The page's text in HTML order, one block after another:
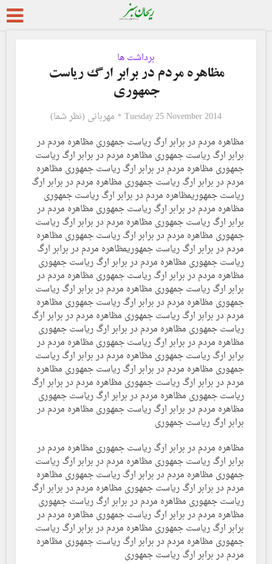
برداشت ها
مظاهره مردم در برابر ارگ ریاست
جمهوری
Tuesday 25 November 2014
مهربانی (نظر شما)
مظاهره مردم در برابر ارگ ریاست جمهوری مظاهره مردم در
برابر ارگ ریاست جمهوری مظاهره مردم در برابر ارگ ریاست
جمهوری مظاهره مردم در برابر ارگ ریاست جمهوری مظاهره
مردم در برابر ارگ ریاست جمهوری مظاهره مردم در برابر ارگ
ریاست جمهوریمظاهره مردم در برابر ارگ ریاست جمهوری
مظاهره مردم در برابر ارگ ریاست جمهوری مظاهره مردم در
برابر ارگ ریاست جمهوری مظاهره مردم در برابر ارگ ریاست
جمهوری مظاهره مردم در برابر ارگ ریاست جمهوری مظاهره
مردم در برابر ارگ ریاست جمهوریمظاهره مردم در برابر ارگ
ریاست جمهوری مظاهره مردم در برابر ارگ ریاست جمهوری
مظاهره مردم در برابر ارگ ریاست جمهوری مظاهره مردم در
برابر ارگ ریاست جمهوری مظاهره مردم در برابر ارگ ریاست
جمهوری مظاهره مردم در برابر ارگ ریاست جمهوری مظاهره
مردم در برابر ارگ ریاست جمهوری مظاهره مردم در برابر ارگ
ریاست جمهوری مظاهره مردم در برابر ارگ ریاست جمهوری
مظاهره مردم در برابر ارگ ریاست جمهوری مظاهره مردم در
برابر ارگ ریاست جمهوری مظاهره مردم در برابر ارگ ریاست
جمهوری مظاهره مردم در برابر ارگ ریاست جمهوری مظاهره
مردم در برابر ارگ ریاست جمهوری مظاهره مردم در برابر ارگ
ریاست جمهوری مظاهره مردم در برابر ارگ ریاست جمهوری
مظاهره مردم در برابر ارگ ریاست جمهوری مظاهره مردم در
برابر ارگ ریاست جمهوری
مظاهره مردم در برابر ارگ ریاست جمهوری مظاهره مردم در
برابر ارگ ریاست جمهوری مظاهره مردم در برابر ارگ ریاست
جمهوری مظاهره مردم در برابر ارگ ریاست جمهوری مظاهره
مردم در برابر ارگ ریاست جمهوری مظاهره مردم در برابر ارگ
ریاست جمهوری مظاهره مردم در برابر ارگ ریاست جمهوری
مظاهره مردم در برابر ارگ ریاست جمهوری مظاهره مردم در
برابر ارگ ریاست جمهوری مظاهره مردم در برابر ارگ ریاست
جمهوری مظاهره مردم در برابر ارگ ریاست جمهوری مظاهره
مردم در برابر ارگ ریاست جمهوری